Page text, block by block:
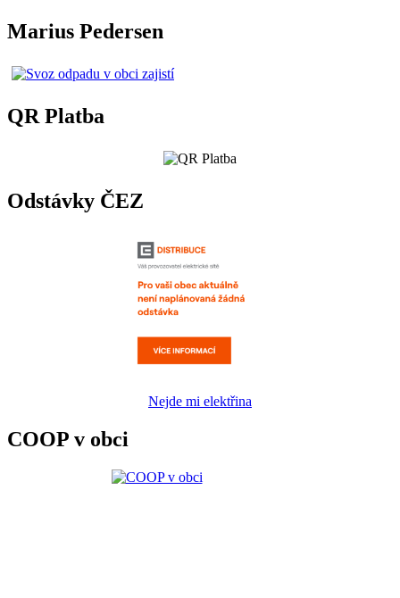
Marius Pedersen
QR Platba
Odstávky ČEZ
Nejde mi elektřina
COOP v obci